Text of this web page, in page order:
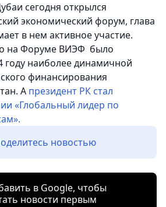
сегодня открылся
экономический форум, глава
в нем активное участие.
на Форуме ВИЭФ было
году наиболее динамичной
финансирования
А президент РК стал
«Глобальный лидер по
новостью
в Google, чтобы
новости первым